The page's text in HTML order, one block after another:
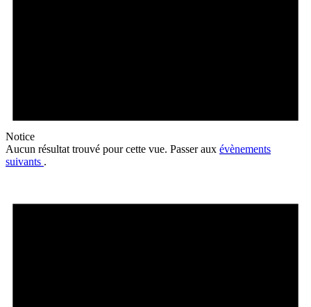
Notice
Aucun résultat trouvé pour cette vue. Passer aux évènements
suivants .